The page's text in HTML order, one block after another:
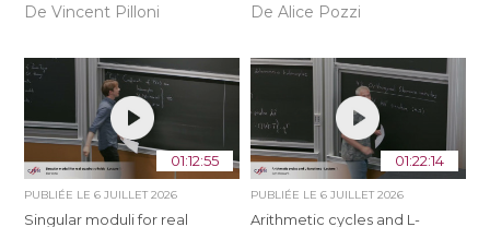
De Vincent Pilloni De Alice Pozzi
01:12:55
PUBLIÉE LE6 JUILLET 2026
Singular moduli for real
01:22:14
PUBLIÉE LE 6 JUILLET 2026
Arithmetic cycles and L-